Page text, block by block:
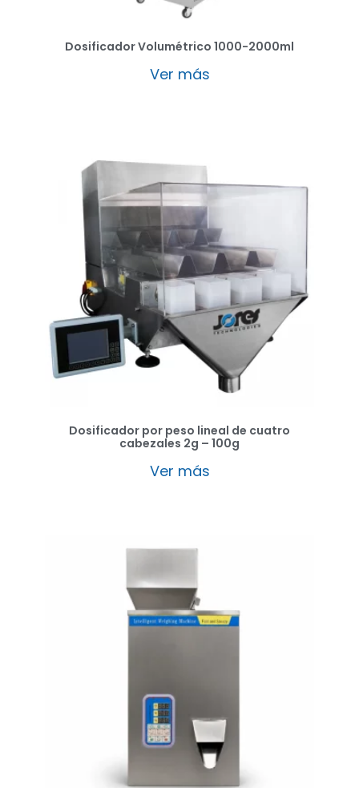
Dosificador Volumétrico 1000-2000ml
Ver más
Dosificador por peso lineal de cuatro
cabezales 2g – 100g
Ver más